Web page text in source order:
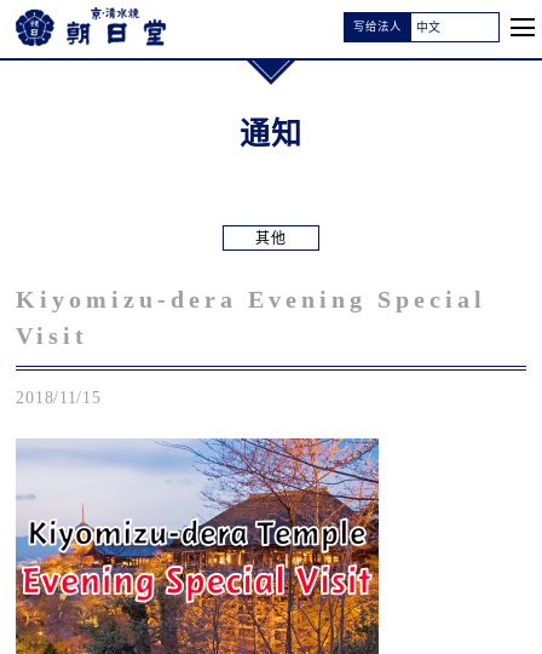
写给法人
通知
其他
Kiyomizu-dera Evening Special
Visit
2018/11/15